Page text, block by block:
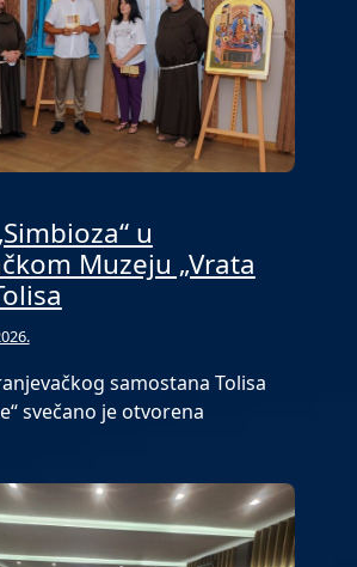
u
Muzeju „Vrata
samostana Tolisa
svečano je otvorena